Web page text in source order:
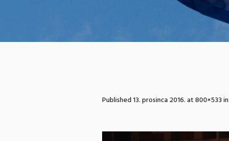
Published13. prosinca 2016.at 800×533 in